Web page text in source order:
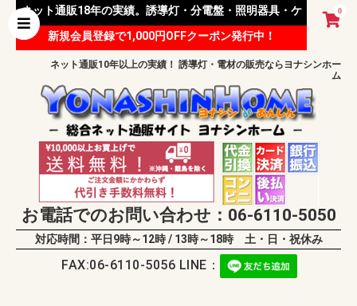
0
ネット通販18年の実績。誘導灯・分電盤・照明器具・ケ
ーブル等 様々な資材を取り扱っています。
新規会員登録で1,000円OFFクーポン発行中！
ネット通販10年以上の実績！ 誘導灯・電材の販売ならヨナシンホー
ム
お電話でのお問い合わせ：06-6110-5050
対応時間：平日9時～12時 / 13時～18時 土・日・祝休み
FAX:06-6110-5056 LINE：